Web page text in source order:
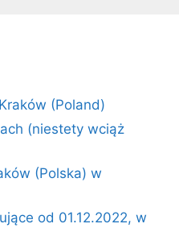
(Poland)
(niestety wciąż
(Polska) w
od 01.12.2022, w